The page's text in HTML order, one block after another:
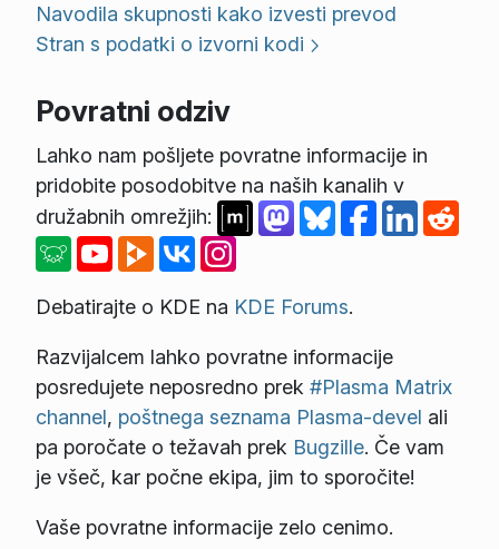
Navodila skupnosti kako izvesti prevod
Stran s podatki o izvorni kodi
Povratni odziv
Lahko nam pošljete povratne informacije in
pridobite posodobitve na naših kanalih v
družabnih omrežjih:
Debatirajte o KDE na KDE Forums.
Razvijalcem lahko povratne informacije
posredujete neposredno prek #Plasma Matrix
channel, poštnega seznama Plasma-devel ali
pa poročate o težavah prek Bugzille. Če vam
je všeč, kar počne ekipa, jim to sporočite!
Vaše povratne informacije zelo cenimo.